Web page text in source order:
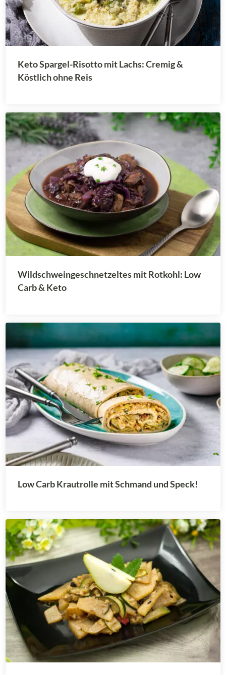
Keto Spargel-Risotto mit Lachs: Cremig &
Köstlich ohne Reis
Wildschweingeschnetzeltes mit Rotkohl: Low
Carb & Keto
Low Carb Krautrolle mit Schmand und Speck!